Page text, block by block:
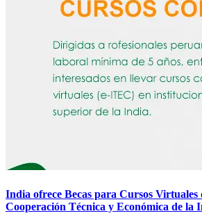
India ofrece Becas para Cursos Virtuales
Cooperación Técnica y Económica de la